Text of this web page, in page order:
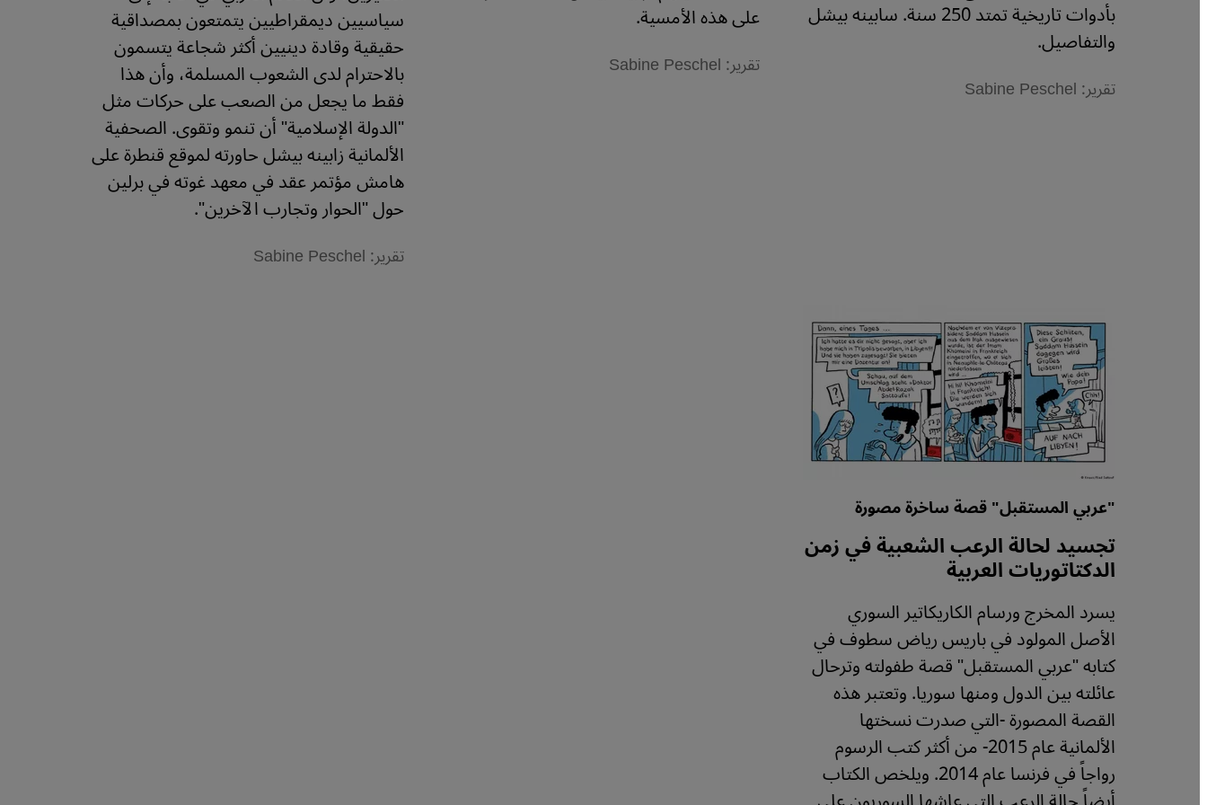
بأدوات تاريخية تمتد 250 سنة. سابينه بيشل
والتفاصيل.
تقرير: Sabine Peschel
على هذه الأمسية.
تقرير: Sabine Peschel
سياسيين ديمقراطيين يتمتعون بمصداقية
حقيقية وقادة دينيين أكثر شجاعة يتسمون
بالاحترام لدى الشعوب المسلمة، وأن هذا
فقط ما يجعل من الصعب على حركات مثل
"الدولة الإسلامية" أن تنمو وتقوى. الصحفية
الألمانية زابينه بيشل حاورته لموقع قنطرة على
هامش مؤتمر عقد في معهد غوته في برلين
حول "الحوار وتجارب الآخرين".
تقرير: Sabine Peschel
"عربي المستقبل" قصة ساخرة مصورة
تجسيد لحالة الرعب الشعبية في زمن
الدكتاتوريات العربية
يسرد المخرج ورسام الكاريكاتير السوري
الأصل المولود في باريس رياض سطوف في
كتابه "عربي المستقبل" قصة طفولته وترحال
عائلته بين الدول ومنها سوريا. وتعتبر هذه
القصة المصورة -التي صدرت نسختها
الألمانية عام 2015- من أكثر كتب الرسوم
رواجاً في فرنسا عام 2014. ويلخص الكتاب